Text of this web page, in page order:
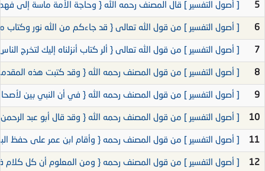
5 [ أصول التفسير ] قال المصنف رحمه الله { وحاجة الأمة ماسة إلى
6 [ أصول التفسير ] من قول الله تعالى { قد جاءكم من الله نور وكتاب
7 [ أصول التفسير ] من قول الله تعالى { ألر كتاب أنزلناه إليك لتخرج
8 [ أصول التفسير ] من قول المصنف رحمه الله { وقد كتبت هذه
9 [ أصول التفسير ] من قول المصنف رحمه الله { في أن النبي بين
10 [ أصول التفسير ] من قول المصنف رحمه الله { وقد قال أبو عبد
11 [ أصول التفسير ] من قول المصنف رحمه { وأقام ابن عمر على حفظ
12 [ أصول التفسير ] من قول المصنف رحمه { ومن المعلوم أن كل كلام